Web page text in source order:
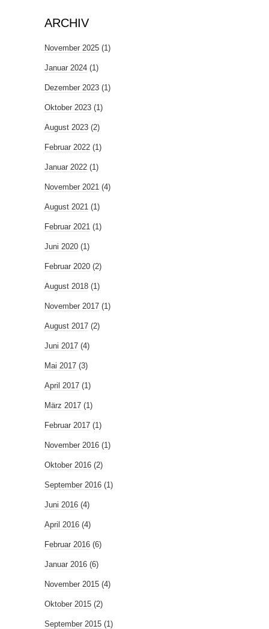
ARCHIV
November 2025 (1)
Januar 2024 (1)
Dezember 2023 (1)
Oktober 2023 (1)
August 2023 (2)
Februar 2022 (1)
Januar 2022 (1)
November 2021 (4)
August 2021 (1)
Februar 2021 (1)
Juni 2020 (1)
Februar 2020 (2)
August 2018 (1)
November 2017 (1)
August 2017 (2)
Juni 2017 (4)
Mai 2017 (3)
April 2017 (1)
März 2017 (1)
Februar 2017 (1)
November 2016 (1)
Oktober 2016 (2)
September 2016 (1)
Juni 2016 (4)
April 2016 (4)
Februar 2016 (6)
Januar 2016 (6)
November 2015 (4)
Oktober 2015 (2)
September 2015 (1)